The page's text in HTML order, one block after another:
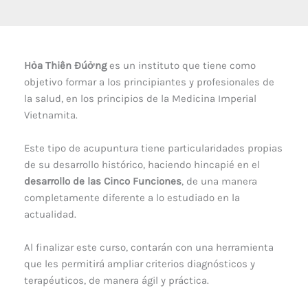
Hỏa Thiên Đúởnges un instituto que tiene como
objetivo formar a los principiantes y profesionales de
la salud, en los principios de la Medicina Imperial
Vietnamita.
Este tipo de acupuntura tiene particularidades propias
de su desarrollo histórico, haciendo hincapié en el
desarrollo de las Cinco Funciones, de una manera
completamente diferente a lo estudiado en la
actualidad.
Al finalizar este curso, contarán con una herramienta
que les permitirá ampliar criterios diagnósticos y
terapéuticos, de manera ágil y práctica.